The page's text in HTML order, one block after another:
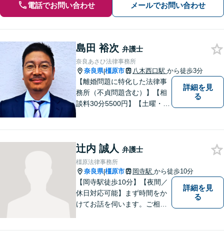
電話でお問い合わせ メールでお問い合わせ
島田 裕次 弁護士
奈良あさひ法律事務所
奈良県|橿原市 八木西口駅 から徒歩3分
【離婚問題に特化した法律事
務所（不貞問題含む）】【相
談料30分5500円】【土曜・夜
問題のみを扱う法律事務所で
す。離婚をお考えの方は一度
ご相談ください。
詳細を見
る
辻内 誠人 弁護士
橿原法律事務所
奈良県|橿原市 岡寺駅 から徒歩10分
【岡寺駅徒歩10分】【夜間／
休日対応可能】まず時間をか
けてお話を伺います。ご相談
詳細を見
る